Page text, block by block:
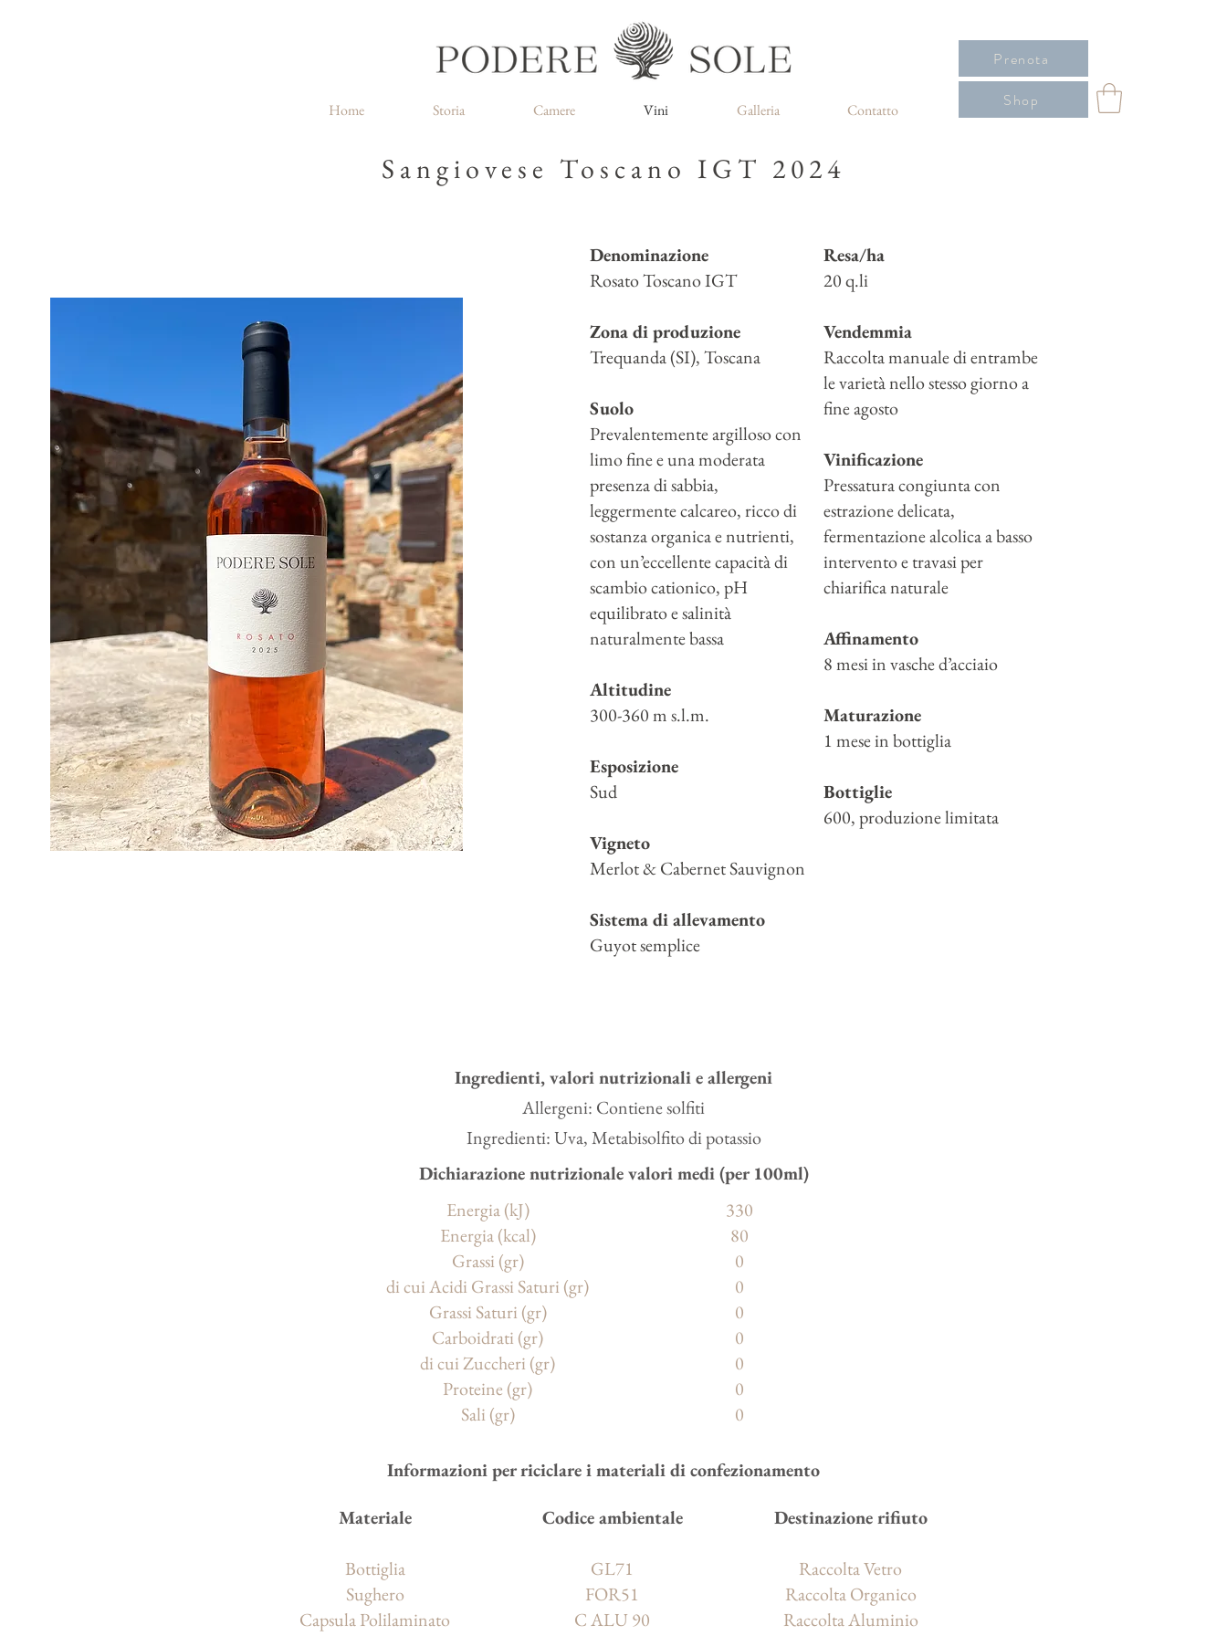
Home Storia Camere Vini Galleria Contatto
Prenota
Shop
Sangiovese Toscano IGT 2024
Denominazione
Rosato Toscano IGT
Zona di produzione
Trequanda (SI), Toscana
Suolo
Prevalentemente argilloso con
limo fine e una moderata
presenza di sabbia,
leggermente calcareo, ricco di
sostanza organica e nutrienti,
con un’eccellente capacità di
scambio cationico, pH
equilibrato e salinità
naturalmente bassa
Altitudine
300-360 m s.l.m.
Esposizione
Sud
Vigneto
Merlot & Cabernet Sauvignon
Sistema di allevamento
Guyot semplice
Resa/ha
20 q.li
Vendemmia
Raccolta manuale di entrambe
le varietà nello stesso giorno a
fine agosto
Vinificazione
Pressatura congiunta con
estrazione delicata,
fermentazione alcolica a basso
intervento e travasi per
chiarifica naturale
Affinamento
8 mesi in vasche d’acciaio
Maturazione
1 mese in bottiglia
Bottiglie
600, produzione limitata
Ingredienti, valori nutrizionali e allergeni
Allergeni: Contiene solfiti
Ingredienti: Uva, Metabisolfito di potassio
Dichiarazione nutrizionale valori medi (per 100ml)
Energia (kJ)
Energia (kcal)
Grassi (gr)
di cui Acidi Grassi Saturi (gr)
Grassi Saturi (gr)
Carboidrati (gr)
di cui Zuccheri (gr)
Proteine (gr)
Sali (gr)
330
80
0
0
0
0
0
0
0
Informazioni per riciclare i materiali di confezionamento
Materiale
Bottiglia
Sughero
Capsula Polilaminato
Codice ambientale
GL71
FOR51
C ALU 90
Destinazione rifiuto
Raccolta Vetro
Raccolta Organico
Raccolta Aluminio